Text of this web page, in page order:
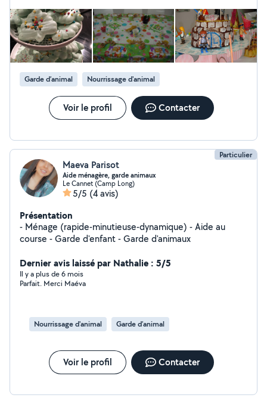
m’a repeint des tables basses , nettoyer la terrasse , la bâche ,
décorer pour une soirée et même elle très doué pour des
buffets et idées Elle est incroyable elle sait tout faire et en plus
elle est drôle et rapide N’hésitez pas à faire appel à Delphine
elle est incroyable
Garde d’animal Nourrissage d'animal
Voir le profil Contacter
Particulier
Maeva Parisot
Aide ménagère, garde animaux
Le Cannet (Camp Long)
5/5 (4 avis)
Présentation
- Ménage (rapide-minutieuse-dynamique) - Aide au
course - Garde d'enfant - Garde d'animaux
Dernier avis laissé par Nathalie : 5/5
Il y a plus de 6 mois
Parfait. Merci Maéva
Nourrissage d'animal Garde d’animal
Voir le profil Contacter